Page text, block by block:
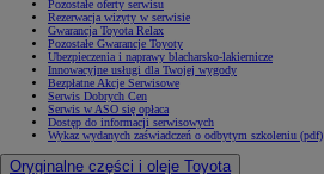
Pozostałe oferty serwisu
Rezerwacja wizyty w serwisie
Gwarancja Toyota Relax
Pozostałe Gwarancje Toyoty
Ubezpieczenia i naprawy blacharsko-lakiernicze
Innowacyjne usługi dla Twojej wygody
Bezpłatne Akcje Serwisowe
Serwis Dobrych Cen
Serwis w ASO się opłaca
Dostęp do informacji serwisowych
Wykaz wydanych zaświadczeń o odbytym szkoleniu (pdf)
Oryginalne części i oleje Toyota